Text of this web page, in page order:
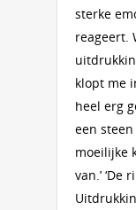
sterke
reageert.
klopt me
heel erg
een steen
moeilijke
van.’ ‘De